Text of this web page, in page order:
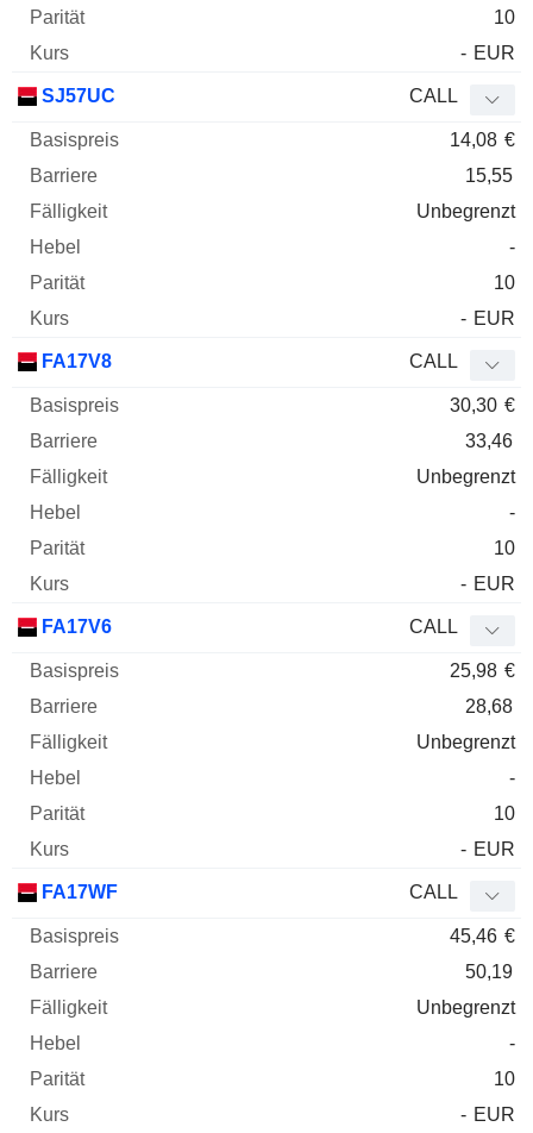
10
- EUR
SJ57UC CALL
14,08 €
15,55
Unbegrenzt
-
10
- EUR
FA17V8 CALL
30,30 €
33,46
Unbegrenzt
-
10
- EUR
FA17V6 CALL
25,98 €
28,68
Unbegrenzt
-
10
- EUR
FA17WF CALL
45,46 €
50,19
Unbegrenzt
-
10
- EUR